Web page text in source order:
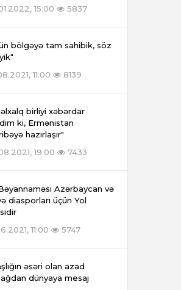
15:00
5837
bölgəyə tam sahibik, söz
11:00
8139
birliyi xəbərdar
ki, Ermənistan
hazırlaşır"
19:00
7433
Azərbaycan və
diasporları üçün Yol
11:00
5747
əsəri olan azad
dünyaya mesaj